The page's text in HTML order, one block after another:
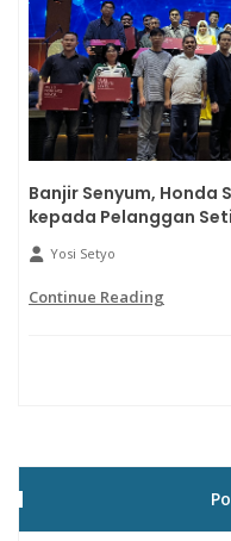
Banjir Senyum, Honda
kepada Pelanggan
Yosi Setyo
Continue Reading